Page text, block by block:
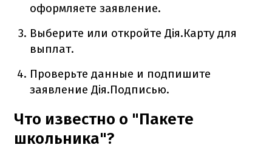
оформляете заявление.
Выберите или откройте Дія.Карту для
выплат.
Проверьте данные и подпишите
заявление Дія.Подписью.
Что известно о "Пакете
школьника"?